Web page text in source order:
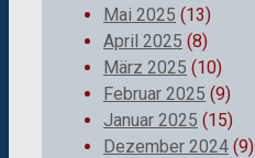
Mai 2025 (13)
April 2025 (8)
März 2025 (10)
Februar 2025 (9)
Januar 2025 (15)
Dezember 2024 (9)